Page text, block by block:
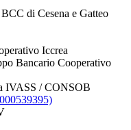
di Cesena e Gatteo
Iccrea
Bancario Cooperativo
IVASS / CONSOB